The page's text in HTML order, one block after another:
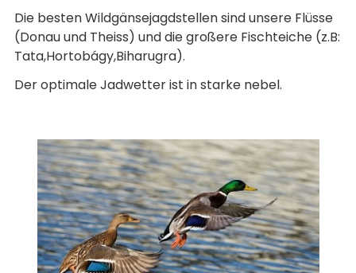
Die besten Wildgänsejagdstellen sind unsere Flüsse
(Donau und Theiss) und die großere Fischteiche (z.B:
Tata,Hortobágy,Biharugra).
Der optimale Jadwetter ist in starke nebel.